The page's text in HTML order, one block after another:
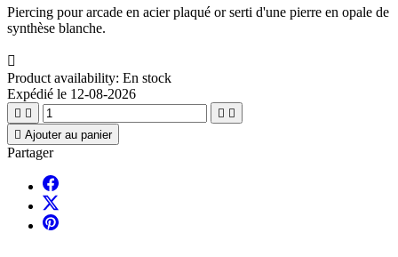
Piercing pour arcade en acier plaqué or serti d'une pierre en opale de
synthèse blanche.

Product availability: En stock
Expédié le 12-08-2026
   
 Ajouter au panier
Partager